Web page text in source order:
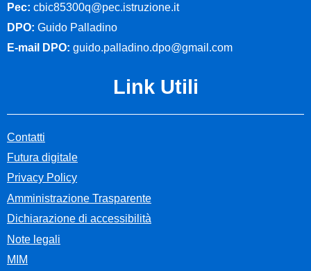
Pec: cbic85300q@pec.istruzione.it
DPO: Guido Palladino
E-mail DPO: guido.palladino.dpo@gmail.com
Link Utili
Contatti
Futura digitale
Privacy Policy
Amministrazione Trasparente
Dichiarazione di accessibilità
Note legali
MIM